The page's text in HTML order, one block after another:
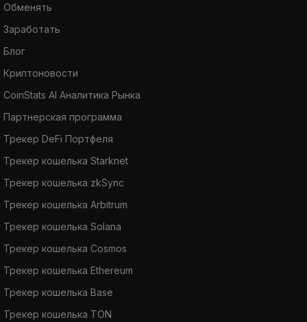
Обменять
Заработать
Блог
Криптоновости
CoinStats AI Аналитика Рынка
Партнерская программа
Трекер DeFi Портфеля
Трекер кошелька Starknet
Трекер кошелька zkSync
Трекер кошелька Arbitrum
Трекер кошелька Solana
Трекер кошелька Cosmos
Трекер кошелька Ethereum
Трекер кошелька Base
Трекер кошелька TON